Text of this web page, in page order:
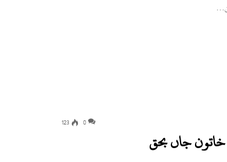
0
123
جاں بحق